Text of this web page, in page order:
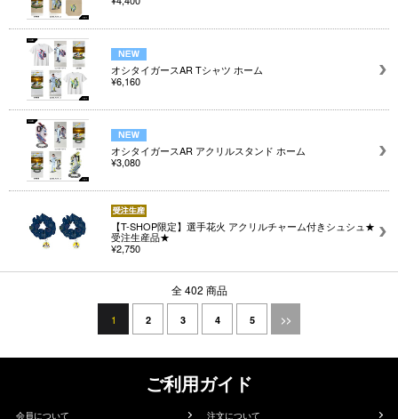
オシタイガースAR Tシャツ ホーム
¥6,160
オシタイガースAR アクリルスタンド ホーム
¥3,080
【T-SHOP限定】選手花火 アクリルチャーム付きシュシュ★
受注生産品★
¥2,750
全 402 商品
1 2 3 4 5 >>
ご利用ガイド
会員について 注文について